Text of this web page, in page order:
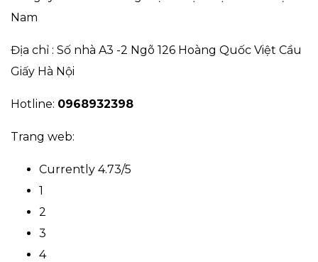
Nam
Địa chỉ : Số nhà A3 -2 Ngõ 126 Hoàng Quốc Việt Cầu
Giấy Hà Nội
Hotline: 0968932398
Trang web:
Currently 4.73/5
1
2
3
4